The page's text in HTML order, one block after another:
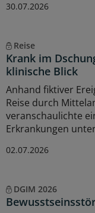
30.07.2026
Reise
Krank im
klinische Blick
Anhand fiktiver
Reise durch
veranschaulichte
Erkrankungen
02.07.2026
DGIM 2026